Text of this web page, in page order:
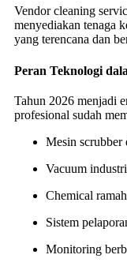
Vendor cleaning
menyediakan tenaga
yang terencana dan
Peran Teknologi
Tahun 2026 menjadi
profesional sudah
Mesin scrubber
Vacuum
Chemical
Sistem
Monitoring